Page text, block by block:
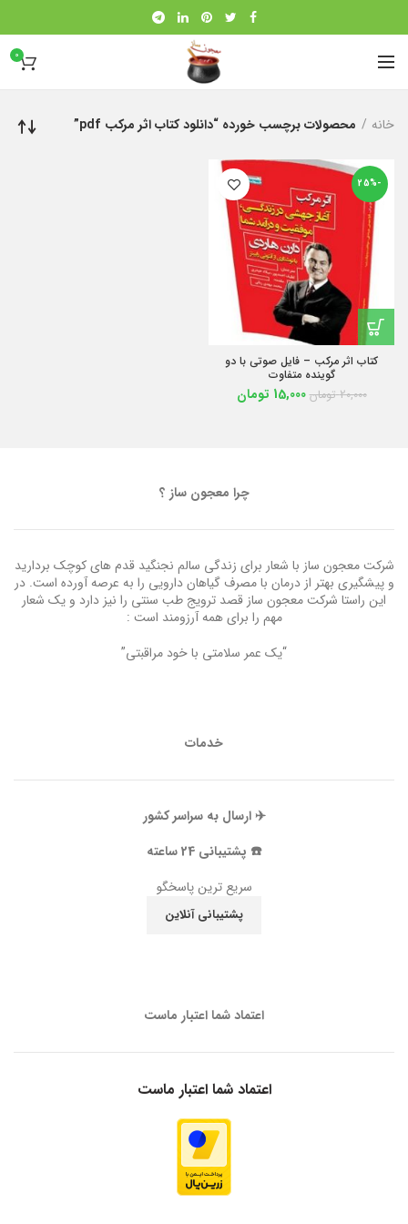
0
خانه محصولات برچسب خورده “دانلود کتاب اثر مرکب pdf”
-25%
کتاب اثر مرکب – فایل صوتی با دو
گوینده متفاوت
20,000 تومان 15,000 تومان
چرا معجون ساز ؟
شرکت معجون ساز با شعار برای زندگی سالم نجنگید قدم های کوچک بردارید
و پیشگیری بهتر از درمان با مصرف گیاهان دارویی را به عرصه آورده است. در
این راستا شرکت معجون ساز قصد ترویج طب سنتی را نیز دارد و یک شعار
مهم را برای همه آرزومند است :
“یک عمر سلامتی با خود مراقبتی”
خدمات
✈️ ارسال به سراسر کشور
☎️ پشتیبانی 24 ساعته
سریع ترین پاسخگو
پشتیبانی آنلاین
اعتماد شما اعتبار ماست
اعتماد شما اعتبار ماست